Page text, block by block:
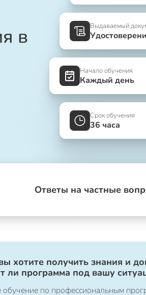
в Выдаваемый
Начало обучения
Каждый день
Срок обучения
36 часа
Ответы на частные
хотите получить знания и
ли программа под вашу
по профессиональным